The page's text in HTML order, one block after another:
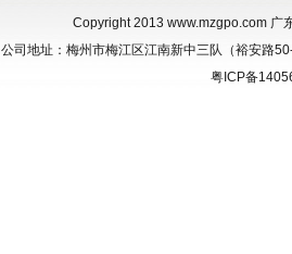
Copyright 2013 www.mzgpo.com 广
公司地址：梅州市梅江区江南新中三队（裕安路
粤ICP备